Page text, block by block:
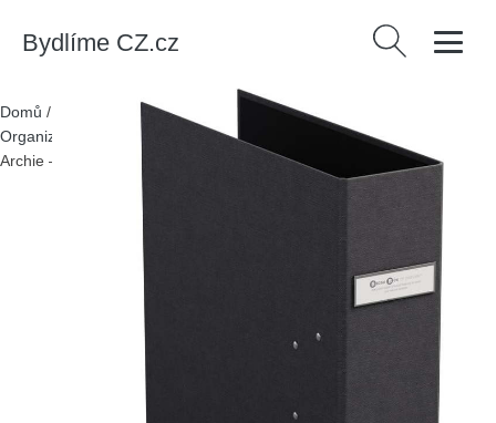
Bydlíme CZ.cz Vyhledávání
Domů /
> Bytové doplňky > Doplňky do pracovny >
Organizéry do pracovny
Kartonový organizér na dokumenty
Archie – Bigso Box of Sweden